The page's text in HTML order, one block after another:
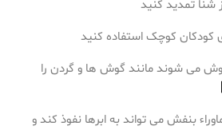
کودکان کوچک استفاده کنید
می شوند مانند گوش ها و گردن را
بنفش می تواند به ابرها نفوذ کند و